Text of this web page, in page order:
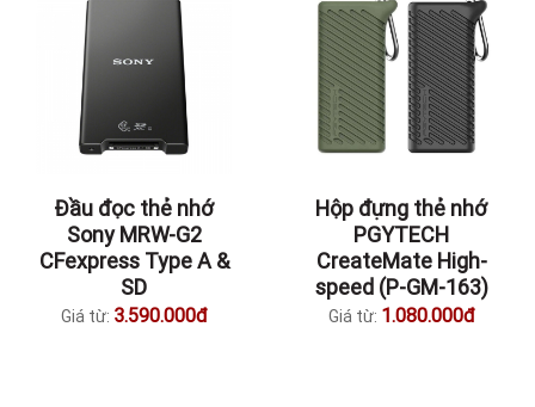
Đầu đọc thẻ nhớ
Sony MRW-G2
CFexpress Type A &
SD
Giá từ: 3.590.000đ
Hộp đựng thẻ nhớ
PGYTECH
CreateMate High-
speed (P-GM-163)
Giá từ: 1.080.000đ